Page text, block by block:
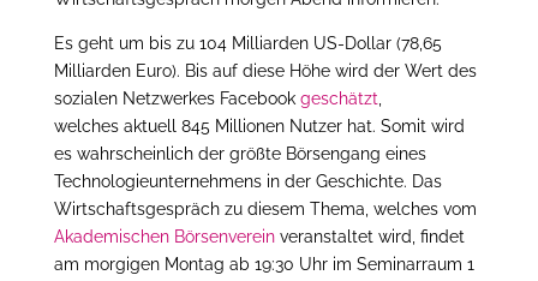
Es geht um bis zu 104 Milliarden US-Dollar (78,65
Milliarden Euro). Bis auf diese Höhe wird der Wert des
sozialen Netzwerkes Facebook geschätzt
welches aktuell 845 Millionen Nutzer hat. Somit wird
es wahrscheinlich der größte Börsengang eines
Technologieunternehmens in der Geschichte. Das
Wirtschaftsgespräch zu diesem Thema, welches vom
Akademischen Börsenvereinveranstaltet wird, findet
am morgigen Montag ab 19:30 Uhr im Seminarraum 1